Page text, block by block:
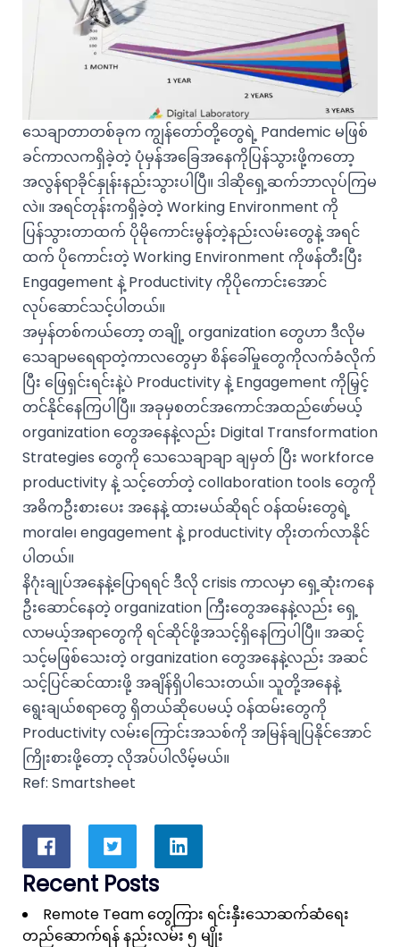
သေချာတာတစ်ခုက ကျွန်တော်တို့တွေရဲ့ Pandemic မဖြစ်
ခင်ကာလကရှိခဲ့တဲ့ ပုံမှန်အခြေအနေကိုပြန်သွားဖို့ကတော့
အလွန်ရာခိုင်နှုန်းနည်းသွားပါပြီ။ ဒါဆိုရှေ့ဆက်ဘာလုပ်ကြမ
လဲ။ အရင်တုန်းကရှိခဲ့တဲ့ Working Environment ကို
ပြန်သွားတာထက် ပိုမိုကောင်းမွန်တဲ့နည်းလမ်းတွေနဲ့ အရင်
ထက် ပိုကောင်းတဲ့ Working Environment ကိုဖန်တီးပြီး
Engagement နဲ့ Productivity ကိုပိုကောင်းအောင်
လုပ်ဆောင်သင့်ပါတယ်။
အမှန်တစ်ကယ်တော့ တချို့ organization တွေဟာ ဒီလိုမ
သေချာမရေရာတဲ့ကာလတွေမှာ စိန်ခေါ်မှုတွေကိုလက်ခံလိုက်
ပြီး ဖြေရှင်းရင်းနဲ့ပဲ Productivity နဲ့ Engagement ကိုမြှင့်
တင်နိုင်နေကြပါပြီ။ အခုမှစတင်အကောင်အထည်ဖော်မယ့်
organization တွေအနေနဲ့လည်း Digital Transformation
Strategies တွေကို သေသေချာချာ ချမှတ် ပြီး workforce
productivity နဲ့ သင့်တော်တဲ့ collaboration tools တွေကို
အဓိကဦးစားပေး အနေနဲ့ ထားမယ်ဆိုရင် ဝန်ထမ်းတွေရဲ့
morale၊ engagement နဲ့ productivity တိုးတက်လာနိုင်
ပါတယ်။
နိဂုံးချုပ်အနေနဲ့ပြောရရင် ဒီလို crisis ကာလမှာ ရှေ့ဆုံးကနေ
ဦးဆောင်နေတဲ့ organization ကြီးတွေအနေနဲ့လည်း ရှေ့
လာမယ့်အရာတွေကို ရင်ဆိုင်ဖို့အသင့်ရှိနေကြပါပြီ။ အဆင့်
သင့်မဖြစ်သေးတဲ့ organization တွေအနေနဲ့လည်း အဆင်
သင့်ပြင်ဆင်ထားဖို့ အချိန်ရှိပါသေးတယ်။ သူတို့အနေနဲ့
ရွေးချယ်စရာတွေ ရှိတယ်ဆိုပေမယ့် ဝန်ထမ်းတွေကို
Productivity လမ်းကြောင်းအသစ်ကို အမြန်ချပြနိုင်အောင်
ကြိုးစားဖို့တော့ လိုအပ်ပါလိမ့်မယ်။
Ref: Smartsheet
Recent Posts
Remote Team တွေကြား ရင်းနှီးသောဆက်ဆံရေး
တည်ဆောက်ရန် နည်းလမ်း ၅ မျိုး